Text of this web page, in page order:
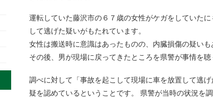
運転していた藤沢市の６７歳の女性がケガをしていた
して逃げた疑いがもたれています。
女性は搬送時に意識はあったものの、内臓損傷の疑いも
その後、男が現場に戻ってきたところを県警が事情を聴
調べに対して「事故を起こして現場に車を放置して逃
疑を認めているということです。 県警が当時の状況を調